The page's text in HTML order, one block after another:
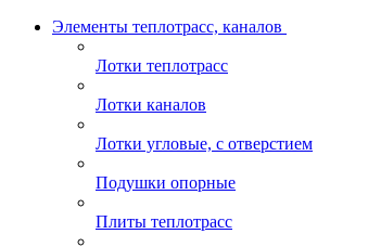
Элементы теплотрасс, каналов
Лотки теплотрасс
Лотки каналов
Лотки угловые, с отверстием
Подушки опорные
Плиты теплотрасс